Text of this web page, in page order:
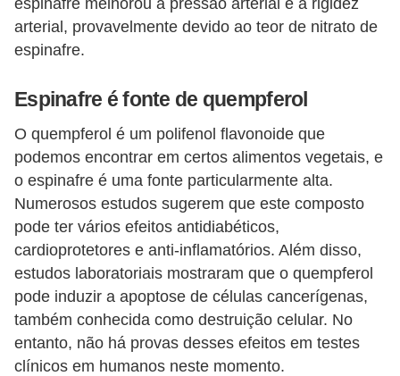
espinafre melhorou a pressão arterial e a rigidez
arterial, provavelmente devido ao teor de nitrato de
espinafre.
Espinafre é fonte de quempferol
O quempferol é um polifenol flavonoide que
podemos encontrar em certos alimentos vegetais, e
o espinafre é uma fonte particularmente alta.
Numerosos estudos sugerem que este composto
pode ter vários efeitos antidiabéticos,
cardioprotetores e anti-inflamatórios. Além disso,
estudos laboratoriais mostraram que o quempferol
pode induzir a apoptose de células cancerígenas,
também conhecida como destruição celular. No
entanto, não há provas desses efeitos em testes
clínicos em humanos neste momento.